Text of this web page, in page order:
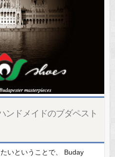
ンドメイドのブダペスト
いということで、 Buday